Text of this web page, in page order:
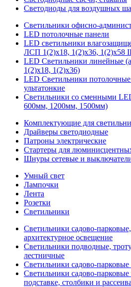
Светодиоды для воздушных
Светильники офисно-
LED потолочные панели
LED светильники
ЛСП 1(2)х18, 1(2)х36, 1(2)х58
LED Светильники линейные
1(2)х18, 1(2)х36)
LED Светильники
ультатонкие
Светильники со сменными
600мм, 1200мм, 1500мм)
Комплектующие для
Драйверы светодиодные
Патроны электрические
Стартеры для
Шнуры сетевые и
Умный свет
Лампочки
Лента
Розетки
Светильники
Светильники садово-
архитектурное освещение
Светильники подводные,
лестничные
Светильники садово-
Светильники садово-
подставке, столбики и